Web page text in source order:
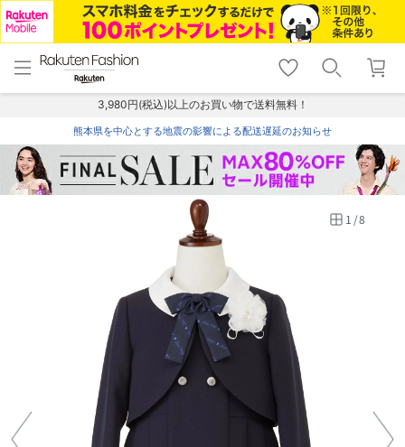
menu home
トップ
shopping_cart lock_outline
ログイン
3,980円(税込)以上のお買い物で送料無料！
熊本県を中心とする地震の影響による配送遅延のお知らせ
1 /8